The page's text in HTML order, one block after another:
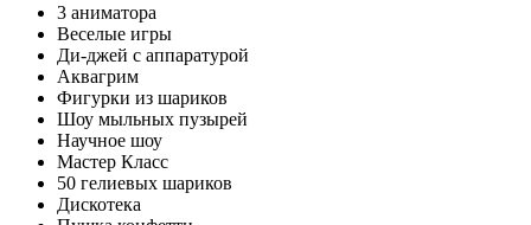
3 аниматора
Веселые игры
Ди-джей с аппаратурой
Аквагрим
Фигурки из шариков
Шоу мыльных пузырей
Научное шоу
Мастер Класс
50 гелиевых шариков
Дискотека